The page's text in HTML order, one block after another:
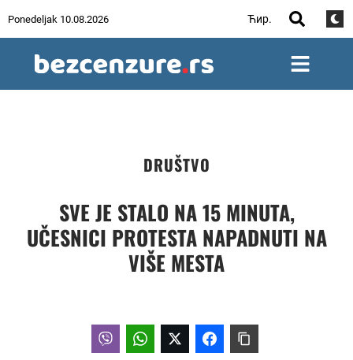
Ponedeljak 10.08.2026 Ћир.
DRUŠTVO
SVE JE STALO NA 15 MINUTA,
UČESNICI PROTESTA NAPADNUTI NA
VIŠE MESTA